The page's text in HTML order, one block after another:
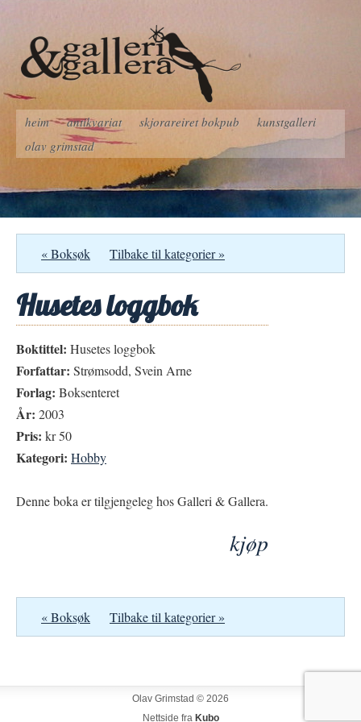
heim antikvariat skjorareiret bokpub
kunstgalleri
olav grimstad
« Boksøk Tilbake til kategorier »
Husetes loggbok
Boktittel: Husetes loggbok
Forfattar: Strømsodd, Svein Arne
Forlag: Boksenteret
År: 2003
Pris: kr 50
Kategori: Hobby
Denne boka er tilgjengeleg hos Galleri & Gallera.
kjøp
« Boksøk Tilbake til kategorier »
Olav Grimstad © 2026
Nettside fra Kubo